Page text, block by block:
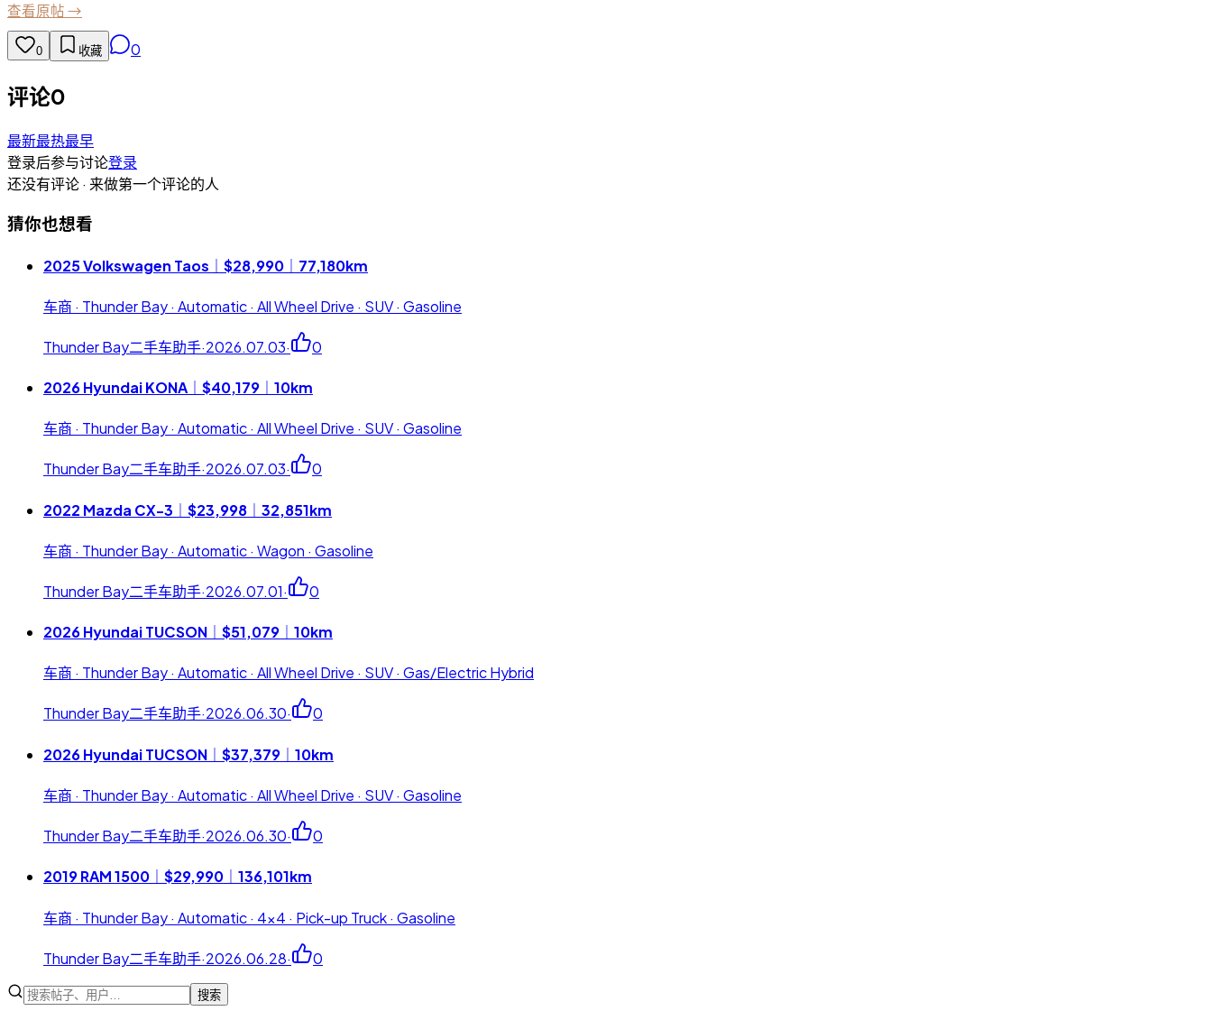
查看原帖 →
0 收藏 0
评论0
最新最热最早
登录后参与讨论登录
还没有评论 · 来做第一个评论的人
猜你也想看
2025 Volkswagen Taos｜$28,990｜77,180km
车商 · Thunder Bay · Automatic · All Wheel Drive · SUV · Gasoline
Thunder Bay二手车助手·2026.07.03· 0
2026 Hyundai KONA｜$40,179｜10km
车商 · Thunder Bay · Automatic · All Wheel Drive · SUV · Gasoline
Thunder Bay二手车助手·2026.07.03· 0
2022 Mazda CX-3｜$23,998｜32,851km
车商 · Thunder Bay · Automatic · Wagon · Gasoline
Thunder Bay二手车助手·2026.07.01· 0
2026 Hyundai TUCSON｜$51,079｜10km
车商 · Thunder Bay · Automatic · All Wheel Drive · SUV · Gas/Electric Hybrid
Thunder Bay二手车助手·2026.06.30· 0
2026 Hyundai TUCSON｜$37,379｜10km
车商 · Thunder Bay · Automatic · All Wheel Drive · SUV · Gasoline
Thunder Bay二手车助手·2026.06.30· 0
2019 RAM 1500｜$29,990｜136,101km
车商 · Thunder Bay · Automatic · 4x4 · Pick-up Truck · Gasoline
Thunder Bay二手车助手·2026.06.28· 0
搜索